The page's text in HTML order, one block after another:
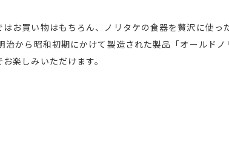
はお買い物はもちろん、ノリタケの食器を贅沢に使
治から昭和初期にかけて製造された製品「オールド
楽しみいただけます。